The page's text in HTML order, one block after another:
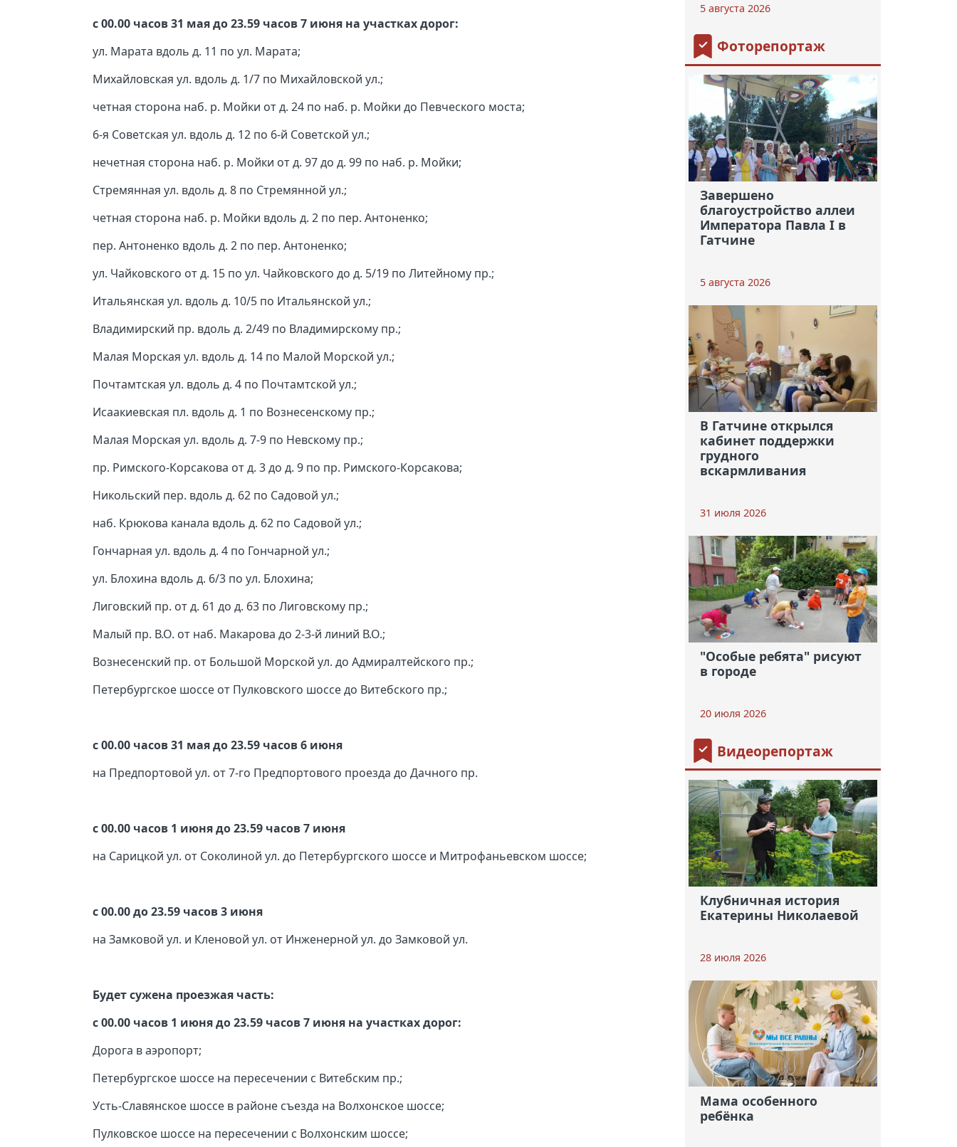
с 00.00 часов 31 мая до 23.59 часов 7 июня на участках дорог:
ул. Марата вдоль д. 11 по ул. Марата;
Михайловская ул. вдоль д. 1/7 по Михайловской ул.;
четная сторона наб. р. Мойки от д. 24 по наб. р. Мойки до Певческого моста;
6-я Советская ул. вдоль д. 12 по 6-й Советской ул.;
нечетная сторона наб. р. Мойки от д. 97 до д. 99 по наб. р. Мойки;
Стремянная ул. вдоль д. 8 по Стремянной ул.;
четная сторона наб. р. Мойки вдоль д. 2 по пер. Антоненко;
пер. Антоненко вдоль д. 2 по пер. Антоненко;
ул. Чайковского от д. 15 по ул. Чайковского до д. 5/19 по Литейному пр.;
Итальянская ул. вдоль д. 10/5 по Итальянской ул.;
Владимирский пр. вдоль д. 2/49 по Владимирскому пр.;
Малая Морская ул. вдоль д. 14 по Малой Морской ул.;
Почтамтская ул. вдоль д. 4 по Почтамтской ул.;
Исаакиевская пл. вдоль д. 1 по Вознесенскому пр.;
Малая Морская ул. вдоль д. 7-9 по Невскому пр.;
пр. Римского-Корсакова от д. 3 до д. 9 по пр. Римского-Корсакова;
Никольский пер. вдоль д. 62 по Садовой ул.;
наб. Крюкова канала вдоль д. 62 по Садовой ул.;
Гончарная ул. вдоль д. 4 по Гончарной ул.;
ул. Блохина вдоль д. 6/3 по ул. Блохина;
Лиговский пр. от д. 61 до д. 63 по Лиговскому пр.;
Малый пр. В.О. от наб. Макарова до 2-3-й линий В.О.;
Вознесенский пр. от Большой Морской ул. до Адмиралтейского пр.;
Петербургское шоссе от Пулковского шоссе до Витебского пр.;
с 00.00 часов 31 мая до 23.59 часов 6 июня
на Предпортовой ул. от 7-го Предпортового проезда до Дачного пр.
с 00.00 часов 1 июня до 23.59 часов 7 июня
на Сарицкой ул. от Соколиной ул. до Петербургского шоссе и Митрофаньевском шоссе;
с 00.00 до 23.59 часов 3 июня
на Замковой ул. и Кленовой ул. от Инженерной ул. до Замковой ул.
Будет сужена проезжая часть:
с 00.00 часов 1 июня до 23.59 часов 7 июня на участках дорог:
Дорога в аэропорт;
Петербургское шоссе на пересечении с Витебским пр.;
Усть-Славянское шоссе в районе съезда на Волхонское шоссе;
Пулковское шоссе на пересечении с Волхонским шоссе;
5 августа 2026
Фоторепортаж
Завершено
благоустройство аллеи
Императора Павла I в
Гатчине
5 августа 2026
В Гатчине открылся
кабинет поддержки
грудного
вскармливания
31 июля 2026
"Особые ребята" рисуют
в городе
20 июля 2026
Видеорепортаж
Клубничная история
Екатерины Николаевой
28 июля 2026
Мама особенного
ребёнка